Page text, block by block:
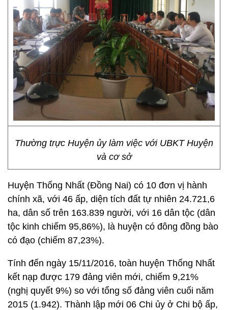
Thường trực Huyện ủy làm việc với UBKT Huyện
và cơ sở
Huyện Thống Nhất (Đồng Nai) có 10 đơn vị hành
chính xã, với 46 ấp, diện tích đất tự nhiên 24.721,6
ha, dân số trên 163.839 người, với 16 dân tộc (dân
tộc kinh chiếm 95,86%), là huyện có đông đồng bào
có đạo (chiếm 87,23%).
Tính đến ngày 15/11/2016, toàn huyện Thống Nhất
kết nạp được 179 đảng viên mới, chiếm 9,21%
(nghị quyết 9%) so với tổng số đảng viên cuối năm
2015 (1.942). Thành lập mới 06 Chi ủy ở Chi bộ ấp,